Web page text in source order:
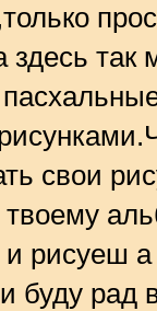
здесь так
свои
рисуеш
буду рад